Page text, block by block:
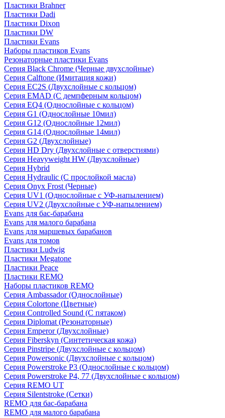
Пластики Brahner
Пластики Dadi
Пластики Dixon
Пластики DW
Пластики Evans
Наборы пластиков Evans
Резонаторные пластики Evans
Серия Black Chrome (Черные двухслойные)
Серия Calftone (Имитация кожи)
Серия EC2S (Двухслойные с кольцом)
Серия EMAD (С демпферным кольцом)
Серия EQ4 (Однослойные с кольцом)
Серия G1 (Однослойные 10мил)
Серия G12 (Однослойные 12мил)
Серия G14 (Однослойные 14мил)
Серия G2 (Двухслойные)
Серия HD Dry (Двухслойные с отверстиями)
Серия Heavyweight HW (Двухслойные)
Серия Hybrid
Серия Hydraulic (С прослойкой масла)
Серия Onyx Frost (Черные)
Серия UV1 (Однослойные с УФ-напылением)
Серия UV2 (Двухслойные с УФ-напылением)
Evans для бас-барабана
Evans для малого барабана
Evans для маршевых барабанов
Evans для томов
Пластики Ludwig
Пластики Megatone
Пластики Peace
Пластики REMO
Наборы пластиков REMO
Серия Ambassador (Однослойные)
Серия Colortone (Цветные)
Серия Controlled Sound (С пятаком)
Серия Diplomat (Резонаторные)
Серия Emperor (Двухслойные)
Серия Fiberskyn (Синтетическая кожа)
Серия Pinstripe (Двухслойные с кольцом)
Серия Powersonic (Двухслойные с кольцом)
Серия Powerstroke P3 (Однослойные с кольцом)
Серия Powerstroke P4, 77 (Двухслойные с кольцом)
Серия REMO UT
Серия Silentstroke (Сетки)
REMO для бас-барабана
REMO для малого барабана